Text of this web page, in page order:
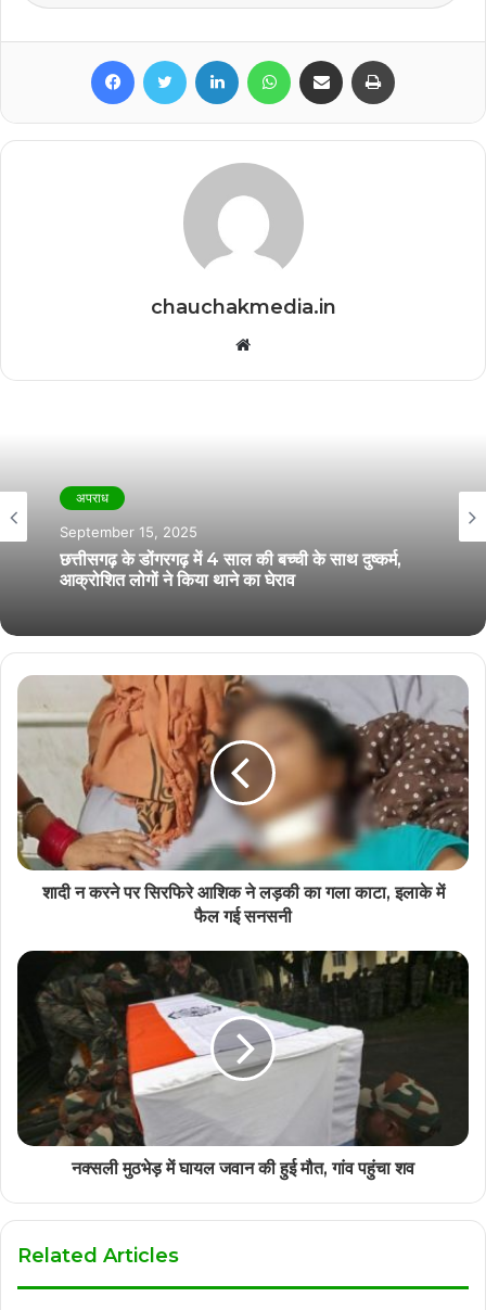
chauchakmedia.in
अपराध
September 15, 2025
छत्तीसगढ़ के डोंगरगढ़ में 4 साल की बच्ची के साथ दुष्कर्म,
आक्रोशित लोगों ने किया थाने का घेराव
शादी न करने पर सिरफिरे आशिक ने लड़की का गला काटा, इलाके में
फैल गई सनसनी
नक्सली मुठभेड़ में घायल जवान की हुई मौत, गांव पहुंचा शव
Related Articles